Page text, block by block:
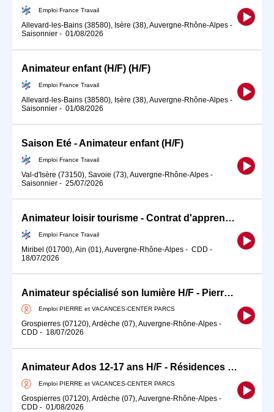
Emploi France Travail
Allevard-les-Bains (38580), Isère (38), Auvergne-Rhône-Alpes -
Saisonnier - 01/08/2026
Animateur enfant (H/F) (H/F)
Emploi France Travail
Allevard-les-Bains (38580), Isère (38), Auvergne-Rhône-Alpes -
Saisonnier - 01/08/2026
Saison Eté - Animateur enfant (H/F)
Emploi France Travail
Val-d'Isère (73150), Savoie (73), Auvergne-Rhône-Alpes -
Saisonnier - 25/07/2026
Animateur loisir tourisme - Contrat d'apprentissage (H/F)
Emploi France Travail
Miribel (01700), Ain (01), Auvergne-Rhône-Alpes - CDD -
18/07/2026
Animateur spécialisé son lumière H/F - Pierre Vacances Le Rouret
Emploi PIERRE et VACANCES-CENTER PARCS
Grospierres (07120), Ardèche (07), Auvergne-Rhône-Alpes -
CDD - 18/07/2026
Animateur Ados 12-17 ans H/F - Résidences de Tourisme Pierre Vacances
Emploi PIERRE et VACANCES-CENTER PARCS
Grospierres (07120), Ardèche (07), Auvergne-Rhône-Alpes -
CDD - 01/08/2026